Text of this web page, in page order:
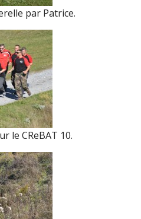
par Patrice.
le CReBAT 10.